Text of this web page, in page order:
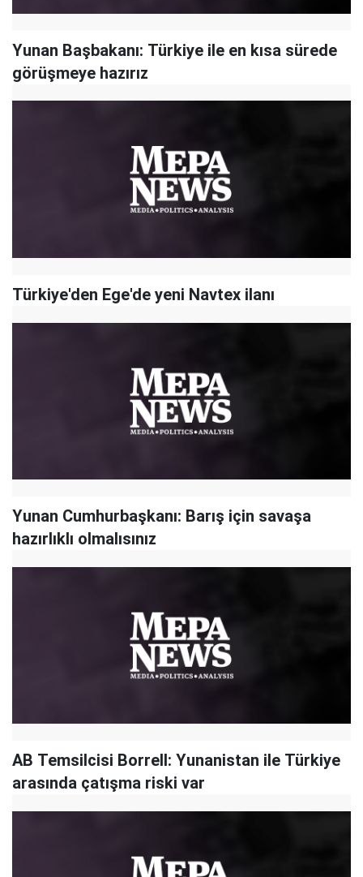
Yunan Başbakanı: Türkiye ile en kısa sürede
görüşmeye hazırız
Türkiye'den Ege'de yeni Navtex ilanı
Yunan Cumhurbaşkanı: Barış için savaşa
hazırlıklı olmalısınız
AB Temsilcisi Borrell: Yunanistan ile Türkiye
arasında çatışma riski var